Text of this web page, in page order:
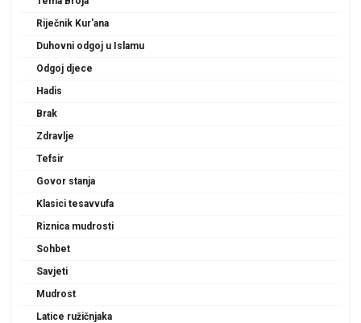
Riječnik Kur'ana
Duhovni odgoj u Islamu
Odgoj djece
Hadis
Brak
Zdravlje
Tefsir
Govor stanja
Klasici tesavvufa
Riznica mudrosti
Sohbet
Savjeti
Mudrost
Latice ružičnjaka